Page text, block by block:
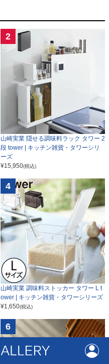
2
山崎実業 隠せる調味料ラック タワー 2
段 tower | キッチン雑貨・タワーシリ
ーズ
¥15,950(税込)
4
山崎実業 調味料ストッカー タワー L t
ower | キッチン雑貨・タワーシリーズ
¥1,650(税込)
6